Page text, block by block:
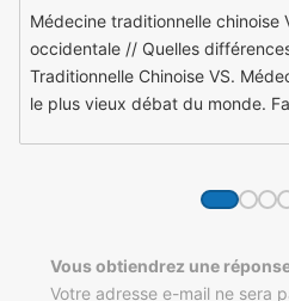
Médecine traditionnelle chinoise
occidentale // Quelles
Traditionnelle Chinoise VS.
le plus vieux débat du monde.
Vous obtiendrez une
Votre adresse e-mail ne sera